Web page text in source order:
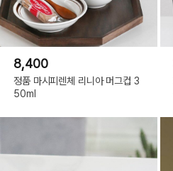
8,400
정품 마시피렌체 리니아 머그컵 3
50ml